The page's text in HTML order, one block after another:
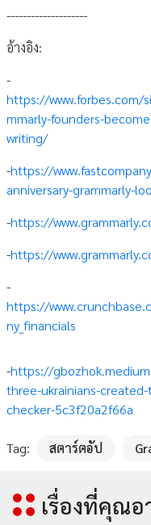
--------------------
อ้างอิง:
-
https://www.forbes.com/
mmarly-founders-
writing/
-https://
anniversary-grammarly-
-https://
-https://
-
https://
ny_financials
-https://
three-ukrainians-
checker-5c3f20a2f66a
Tag: สตาร์ตอัป
เรื่องที่คุณอ